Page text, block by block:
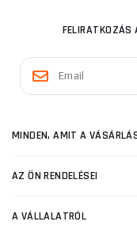
FELIRATKOZÁS
MINDEN, AMIT A
AZ ÖN RENDELÉSEI
A VÁLLALATRÓL